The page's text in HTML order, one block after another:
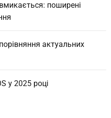
поширені
актуальних
у 2025 році